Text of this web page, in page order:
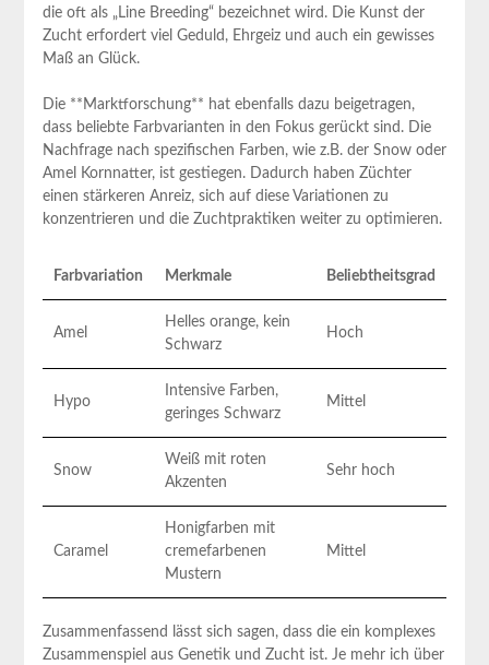
die oft ​als „Line ​Breeding“‍ bezeichnet⁣ wird. Die Kunst⁤ der
‌Zucht ⁣erfordert viel Geduld,​ Ehrgeiz und auch⁤ ein ⁤gewisses⁤
Maß ⁤an ⁣Glück.
Die **Marktforschung** ⁢hat ebenfalls dazu beigetragen,
dass beliebte Farbvarianten in den Fokus gerückt⁣ sind. Die
Nachfrage nach spezifischen Farben, wie z.B. der Snow oder
Amel Kornnatter, ist gestiegen. ⁣Dadurch ‌haben ⁣Züchter
einen stärkeren Anreiz, sich auf diese⁢ Variationen zu
konzentrieren und die Zuchtpraktiken weiter ⁤zu optimieren.
Farbvariation Merkmale Beliebtheitsgrad
Amel
Helles orange, ​kein
Schwarz
Hoch
Hypo
Intensive ⁤Farben,
geringes‌ Schwarz
Mittel
Snow
Weiß mit roten
Akzenten
Sehr​ hoch
Caramel
Honigfarben mit​
cremefarbenen
‌Mustern
Mittel
Zusammenfassend lässt sich‍ sagen, dass ‍die ein komplexes‌
Zusammenspiel aus Genetik und⁤ Zucht ist. Je ⁣mehr ⁣ich über